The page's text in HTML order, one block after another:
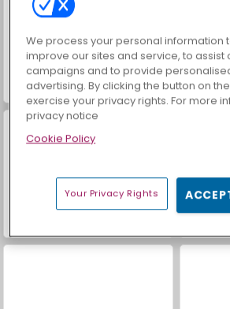
Scala 40
We process your personal information
improve our sites and service, to assist
campaigns and to provide
advertising. By clicking the button on
exercise your privacy rights. For more
privacy notice
Cookie Policy
Your Privacy Rights